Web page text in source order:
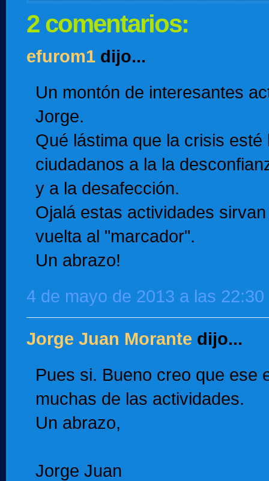
2 comentarios:
efurom1dijo...
Un montón de interesantes
Jorge.
Qué lástima que la crisis esté
ciudadanos a la la
y a la desafección.
Ojalá estas actividades
vuelta al "marcador".
Un abrazo!
4 de mayo de 2013 a las 22:30
Jorge Juan Morante dijo...
Pues si. Bueno creo que ese
muchas de las actividades.
Un abrazo,
Jorge Juan